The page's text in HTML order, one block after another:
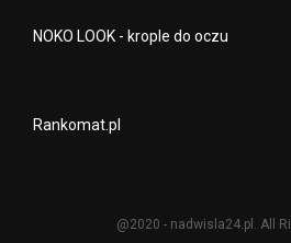
NOKO LOOK - krople do oczu
Rankomat.pl
@2020 - nadwisla24.pl. All